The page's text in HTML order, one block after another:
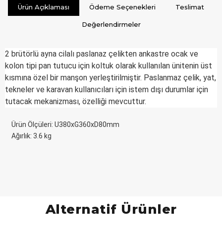
Ürün Açıklaması Ödeme Seçenekleri Teslimat
Değerlendirmeler
2 brütörlü ayna cilalı paslanaz çelikten ankastre ocak ve
kolon tipi pan tutucu için koltuk olarak kullanılan ünitenin üst
kısmına özel bir manşon yerleştirilmiştir. Paslanmaz çelik, yat,
tekneler ve karavan kullanıcıları için istem dışı durumlar için
tutacak mekanizması, özelliği mevcuttur.
Ürün Ölçüleri: U380xG360xD80mm
Ağırlık: 3.6 kg
Alternatif Ürünler